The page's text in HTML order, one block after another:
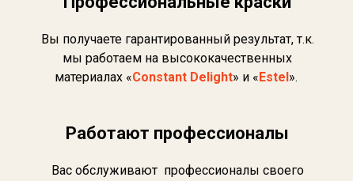
Вы получаете гарантированный результат, т.к.
мы работаем на высококачественных
материалах «Constant Delight» и « Estel ».
Работают профессионалы
Вас обслуживают профессионалы своего